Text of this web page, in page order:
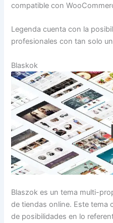
compatible con
Legenda cuenta con la
profesionales con tan solo
Blaskok
Blaszok es un tema multi-
de tiendas online. Este tema
de posibilidades en lo